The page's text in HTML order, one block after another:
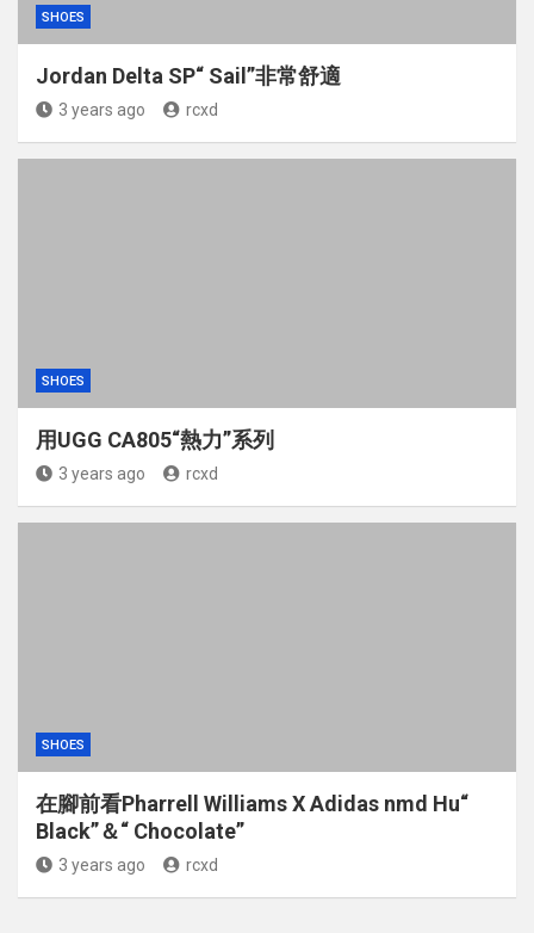
SHOES
Jordan Delta SP“ Sail”非常舒適
3 years ago rcxd
SHOES
用UGG CA805“熱力”系列
3 years ago rcxd
SHOES
在腳前看Pharrell Williams X Adidas nmd Hu“
Black”＆“ Chocolate”
3 years ago rcxd